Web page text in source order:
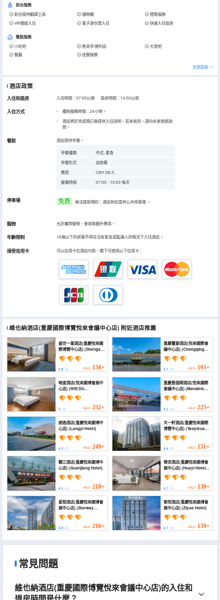
前台服務
前台提供翻譯工具 儲物櫃
禮賓服務
VIP通道入住
電子身份證入住 快速入住退房
餐飲服務
小吃吧 售貨亭/便利店
大堂吧
餐廳
送餐服務
全部設施
酒店政策
入住和退房 入住時間：07:00以後 退房時間：14:00以前
入住方式
櫃枱服務時間：24小時。
酒店將於完成預訂後提供入住說明，若未收到，請向永安旅遊詢
問。
餐飲 酒店提供早餐。
早餐種類
中式, 素食
早餐形式
自助餐
費用
CNY 28/人
營業時間
07:00 - 10:00 每天
停車場 免费 無法提前預約：酒店附近提供公共停車場 。
寵物 允許攜帶寵物，會收取額外費用。
年齡限制 18歲以下的房客不得在沒有家長或監護人的情況下入住酒店。
接受信用卡 可以信用卡在酒店付款，閣下可使用以下信用卡：
維也納酒店(重慶國際博覽悅來會議中心店) 附近酒店推薦
盛世一業酒店(重慶悅來國
際博覽中心店) (Shengshi
Yiye Hotel)
4.8 / 5 HKD 158+
重慶璽豪酒店(悅來國際會
議中心店) (Chongqing
Xihau Hotel (Yuelai
International
Conference Center))
4.7/ 5 HKD 193+
唯度酒店(悅來國博會展中
心店) (WEI DU
HOTEL(Yuelai National
Expo Convention and
Exhibition Centre
Store))
5 / 5 HKD 232+
重慶曼德姆酒店(悅來國際
會議中心店) (Mandemu
Hotel)
4.5/ 5 HKD 225+
朗逸酒店(重慶悅來國博中
心店) (Langyi Hotel)
4.5 / 5 HKD 249+
爻一軒酒店(重慶悅來國際
博覽中心店) (Yaoyixuan
Hotel (Chongqing
Yuelai International
Expo Center))
4.6/ 5 HKD 151+
觀江酒店(重慶悅來國博中
心店) (Guanjiang Hotel)
4.5 / 5 HKD 218+
華奕酒店(重慶悅來國博會
展中心店) (Huayi Hotel
(Chongqing Yuelai
National Expo
Exhibition Center))
4.7/ 5 HKD 130+
星程酒店(重慶悅來國博會
展中心店) (Starway
Hotel (Chongqing
Yuelai International
Expo Center))
4.8 / 5 HKD 216+
紫悅酒店(重慶悅來國博會
展中心店) (Ziyue Hotel)
4.7/ 5 HKD 159+
常見問題
維也納酒店(重慶國際博覽悅來會議中心店)的入住和